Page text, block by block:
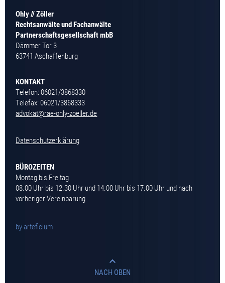
Ohly // Zöller
Rechtsanwälte und Fachanwälte
Partnerschaftsgesellschaft mbB
Dämmer Tor 3
63741 Aschaffenburg
KONTAKT
Telefon: 06021/3868330
Telefax: 06021/3868333
advokat@rae-ohly-zoeller.de
Datenschutzerklärung
BÜROZEITEN
Montag bis Freitag
08.00 Uhr bis 12.30 Uhr und 14.00 Uhr bis 17.00 Uhr und nach
vorheriger Vereinbarung
by arteficium
NACH OBEN